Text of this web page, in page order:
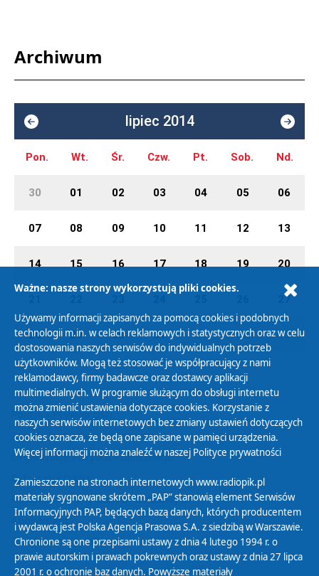
Archiwum
lipiec 2014
Pon. Wt. Śr. Czw. Pt. Sob. Nd.
30 01 02 03 04 05 06
07 08 09 10 11 12 13
14 15 16 17 18 19 20
27
28 29 30 31 01 02 03
Polityka Prywatności
Zasady korzystania z Serwisu
Organizacje Pożytku Publicznego
Cyfryzacja DAB+
Polityka ochrony danych osobowych
Abonament
Zamówienia publiczne
Ważne: nasze strony wykorzystują pliki cookies.
Używamy informacji zapisanych za pomocą cookies i podobnych
technologii m.in. w celach reklamowych i statystycznych oraz w celu
dostosowania naszych serwisów do indywidualnych potrzeb
użytkowników. Mogą też stosować je współpracujący z nami
reklamodawcy, firmy badawcze oraz dostawcy aplikacji
multimedialnych. W programie służącym do obsługi internetu
można zmienić ustawienia dotyczące cookies. Korzystanie z
naszych serwisów internetowych bez zmiany ustawień dotyczących
cookies oznacza, że będą one zapisane w pamięci urządzenia.
Więcej informacji można znaleźć w naszej Polityce prywatności
Zamieszczone na stronach internetowych www.radiopik.pl
materiały sygnowane skrótem „PAP” stanowią element Serwisów
Informacyjnych PAP, będących bazą danych, których producentem
i wydawcą jest Polska Agencja Prasowa S.A. z siedzibą w Warszawie.
Chronione są one przepisami ustawy z dnia 4 lutego 1994 r. o
prawie autorskim i prawach pokrewnych oraz ustawy z dnia 27 lipca
2001 r. o ochronie baz danych. Powyższe materiały